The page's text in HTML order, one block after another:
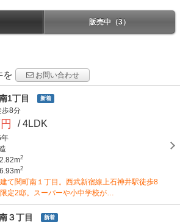
販売中（3）
を
お問い合わせ
1丁目 新着
歩8分
/ 4LDK
2
2
て関町南１丁目。西武新宿線上石神井駅徒歩8
定2邸。スーパーや小中学校が…
３丁目 新着